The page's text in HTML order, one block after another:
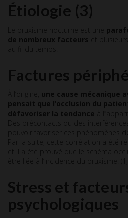
Étiologie (3)
Le bruxisme nocturne est une
de nombreux facteurs et
au fil du temps.
Factures
À l’origine, une cause mécanique
pensait que l’occlusion du
défavoriser la tendance à
Des précontacts ou des
pouvoir favoriser ces phénomènes
Par la suite, cette corrélation a été
et il a été prouvé que le schéma
être liée à l’incidence du bruxisme. (1,
Stress et
psychologiques